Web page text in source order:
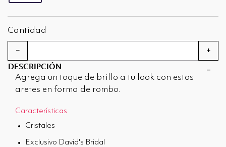
Cantidad
−
+
DESCRIPCIÓN
Agrega un toque de brillo a tu look con estos
aretes en forma de rombo.
Características
Cristales
Exclusivo David's Bridal